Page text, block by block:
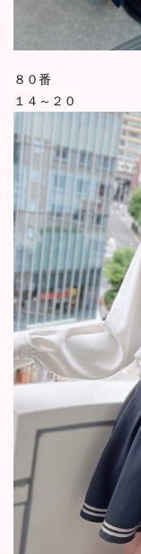
８０番
１４～２０